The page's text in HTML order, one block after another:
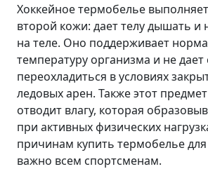
Хоккейное термобелье
второй кожи: дает телу дышать и
на теле. Оно поддерживает
температуру организма и не дает
переохладиться в условиях
ледовых арен. Также этот
отводит влагу, которая
при активных физических
причинам купить термобелье
важно всем спортсменам.